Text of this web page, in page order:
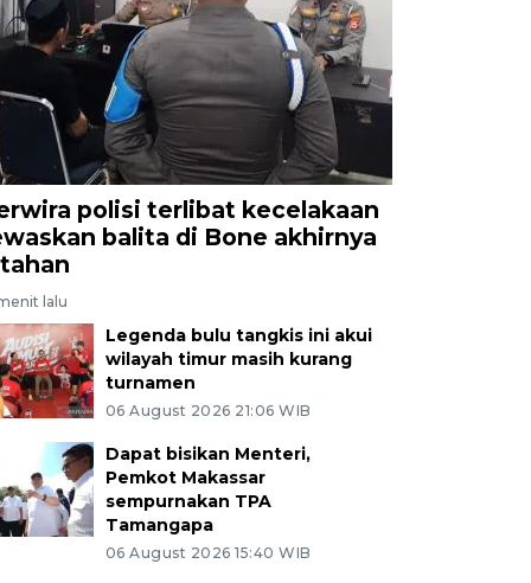
polisi terlibat kecelakaan
balita di Bone akhirnya
lalu
Legenda bulu tangkis ini akui
wilayah timur masih kurang
turnamen
06 August 2026 21:06 WIB
Dapat bisikan Menteri,
Pemkot Makassar
sempurnakan TPA
Tamangapa
06 August 2026 15:40 WIB